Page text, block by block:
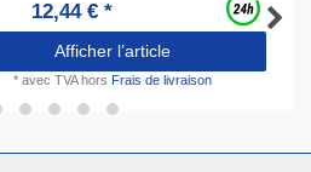
12,44 € *
Afficher l’article
* avec TVAhors Frais de livraison